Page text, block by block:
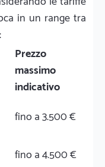
in un range tra
Prezzo
massimo
indicativo
fino a 3.500 €
fino a 4.500 €